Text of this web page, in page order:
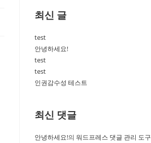
최신 글
test
안녕하세요!
test
test
인권감수성 테스트
최신 댓글
안녕하세요!의 워드프레스 댓글 관리 도구